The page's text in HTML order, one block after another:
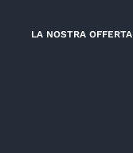
LA NOSTRA OFFERTA